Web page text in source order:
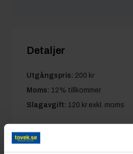
Detaljer
Utgångspris: 200 kr
Moms: 12% tillkommer
Slagavgift: 120 kr exkl. moms